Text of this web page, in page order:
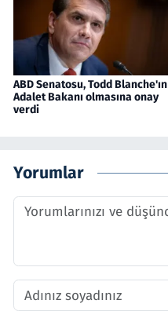
ABD Senatosu, Todd Blanche'ın
Adalet Bakanı olmasına onay
verdi
Yorumlar